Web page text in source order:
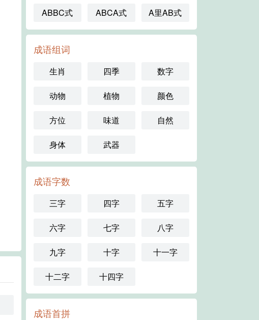
ABBC式 ABCA式 A里AB式
成语组词
生肖 四季 数字
动物 植物 颜色
方位 味道 自然
身体 武器
成语字数
三字 四字 五字
六字 七字 八字
九字 十字 十一字
十二字 十四字
成语首拼